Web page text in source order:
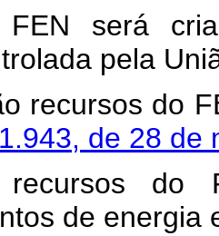
será
pela
recursos do
de 28 de
do
de energia